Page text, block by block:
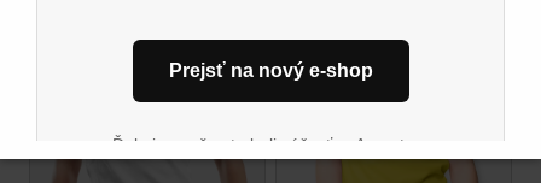
Prejsť na nový e-shop
Ďakujeme, že ste boli súčasťou Argostore
komunity. Tešíme sa na vás aj naďalej na novom